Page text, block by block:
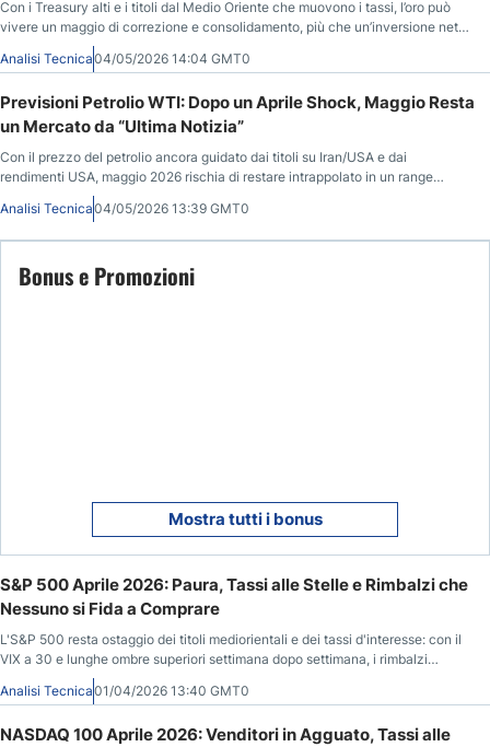
Con i Treasury alti e i titoli dal Medio Oriente che muovono i tassi, l’oro può
vivere un maggio di correzione e consolidamento, più che un’inversione netta
Analisi Tecnica04/05/2026 14:04 GMT0
Previsioni Petrolio WTI: Dopo un Aprile Shock, Maggio Resta
un Mercato da “Ultima Notizia”
Con il prezzo del petrolio ancora guidato dai titoli su Iran/USA e dai
rendimenti USA, maggio 2026 rischia di restare intrappolato in un range
ampio (circa 80–120) con volatilità elevatissima.
Analisi Tecnica04/05/2026 13:39 GMT0
Bonus e Promozioni
Mostra tutti i bonus
S&P 500 Aprile 2026: Paura, Tassi alle Stelle e Rimbalzi che
Nessuno si Fida a Comprare
L'S&P 500 resta ostaggio dei titoli mediorientali e dei tassi d'interesse: con il
VIX a 30 e lunghe ombre superiori settimana dopo settimana, i rimbalzi
vengono accolti con sospetto e la vera svolta arriverà solo con la pace o con
tassi più bassi.
Analisi Tecnica01/04/2026 13:40 GMT0
NASDAQ 100 Aprile 2026: Venditori in Agguato, Tassi alle